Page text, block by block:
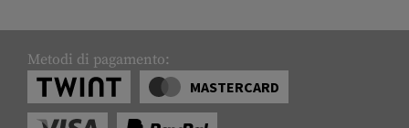
Metodi di pagamento:
MASTERCARD